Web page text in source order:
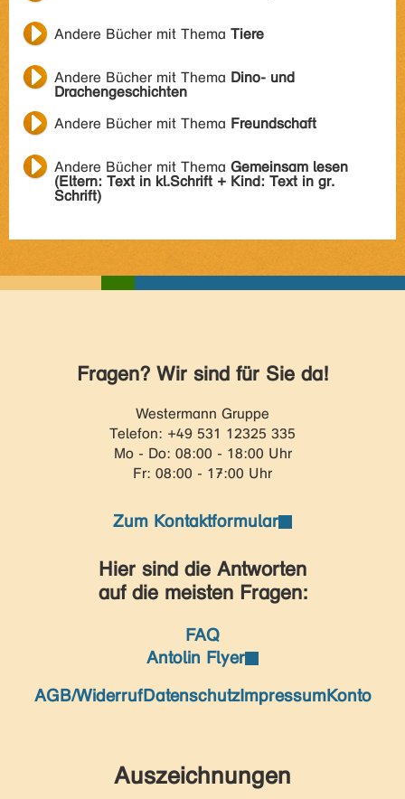
Andere Bücher mit Thema Tiere
Andere Bücher mit Thema Dino- und
Drachengeschichten
Andere Bücher mit Thema Freundschaft
Andere Bücher mit Thema Gemeinsam lesen
(Eltern: Text in kl.Schrift + Kind: Text in gr.
Schrift)